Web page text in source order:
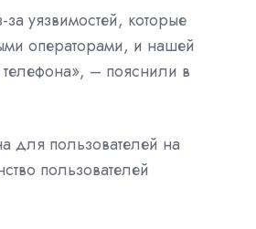
уязвимостей, которые
операторами, и нашей
телефона», – пояснили в
для пользователей на
пользователей